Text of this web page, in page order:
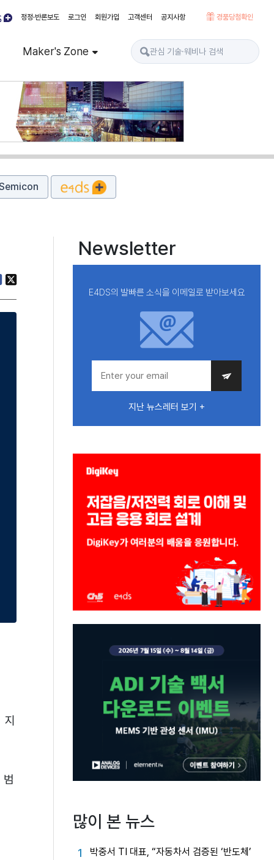
정정·반론보도 로그인 회원가입 고객센터 공지사항 경품당첨확인
Maker's Zone
Newsletter
E4DS의 발빠른 소식을 이메일로 받아보세요
지난 뉴스레터 보기 +
많이 본 뉴스
1
박중서 TI 대표, “자동차서 검증된 ‘반도체’